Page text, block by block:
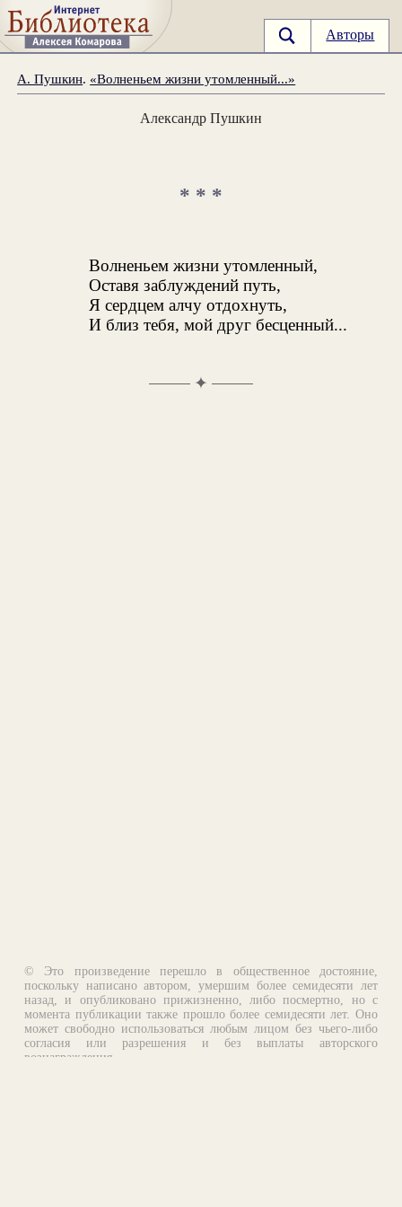
Авторы
А. Пушкин. «Волненьем жизни утомленный...»
Александр Пушкин
* * *
Волненьем жизни утомленный,
Оставя заблуждений путь,
Я сердцем алчу отдохнуть,
И близ тебя, мой друг бесценный...
✦
© Это произведение перешло в общественное достояние,
поскольку написано автором, умершим более семидесяти лет
назад, и опубликовано прижизненно, либо посмертно, но с
момента публикации также прошло более семидесяти лет. Оно
может свободно использоваться любым лицом без чьего-либо
согласия или разрешения и без выплаты авторского
вознаграждения.